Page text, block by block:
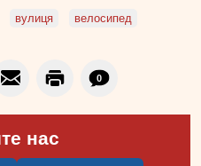
вулиця велосипед
0
нас